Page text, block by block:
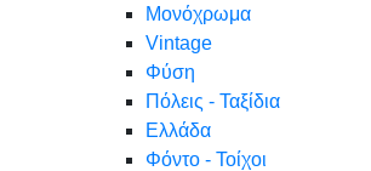
Μονόχρωμα
Vintage
Φύση
Πόλεις - Ταξίδια
Ελλάδα
Φόντο - Τοίχοι